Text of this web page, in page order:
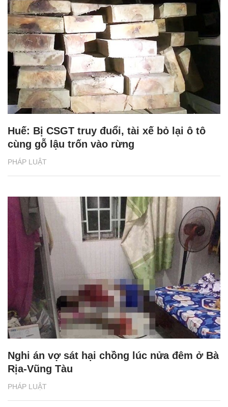
PHÁP LUẬT
Huế: Bị CSGT truy đuổi, tài xế bỏ lại ô tô
cùng gỗ lậu trốn vào rừng
PHÁP LUẬT
Nghi án vợ sát hại chồng lúc nửa đêm ở Bà
Rịa-Vũng Tàu